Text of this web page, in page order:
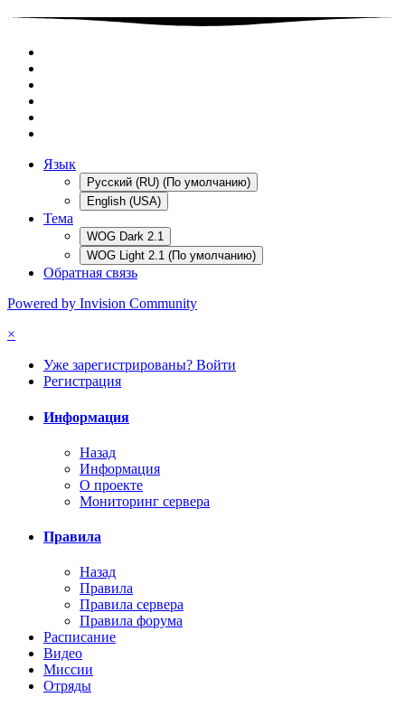
Язык
Русский (RU) (По умолчанию)
English (USA)
Тема
WOG Dark 2.1
WOG Light 2.1 (По умолчанию)
Обратная связь
Powered by Invision Community
×
Уже зарегистрированы? Войти
Регистрация
Информация
Назад
Информация
О проекте
Мониторинг сервера
Правила
Назад
Правила
Правила сервера
Правила форума
Расписание
Видео
Миссии
Отряды